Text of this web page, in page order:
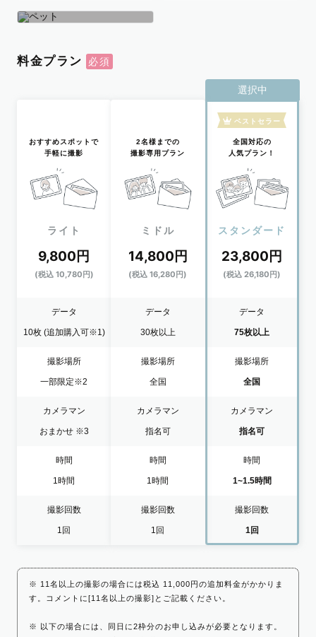
学生
料金プラン
おすすめスポットで
手軽に撮影
ライト
9,800円
(税込 10,780円)
データ
10枚 (追加購入可※1)
撮影場所
一部限定※2
カメラマン
おまかせ ※3
時間
1時間
撮影回数
1回
2名様までの
撮影専用プラン
ミドル
14,800円
(税込 16,280円)
データ
30枚以上
撮影場所
全国
カメラマン
指名可
時間
1時間
撮影回数
1回
選択中
ベストセラー
全国対応の
人気プラン！
スタンダード
23,800円
(税込 26,180円)
データ
75枚以上
撮影場所
全国
カメラマン
指名可
時間
1~1.5時間
撮影回数
1回
※ 11名以上の撮影の場合には税込 11,000円の追加料金がかかりま
す。コメントに[11名以上の撮影]とご記載ください。
※ 以下の場合には、同日に2枠分のお申し込みが必要となります。